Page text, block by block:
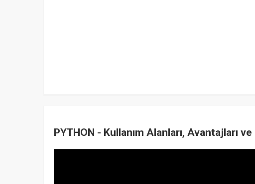
PYTHON - Kullanım Alanları, Avantajları